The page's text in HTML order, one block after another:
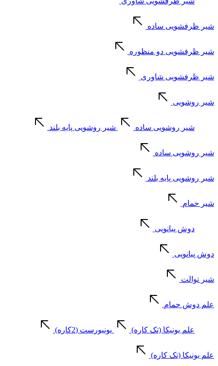
شیر ظرفشویی ساده
شیر ظرفشویی دو منظوره
شیر ظرفشویی شاوری
شیر روشویی
شیر روشویی ساده شیر روشویی پایه بلند
شیر روشویی ساده
شیر روشویی پایه بلند
شیر حمام
دوش پیانویی
دوش پیانویی
شیر توالت
علم دوش حمام
علم یونیکا (تک کاره) یونیورست (2کاره)
علم یونیکا (تک کاره)